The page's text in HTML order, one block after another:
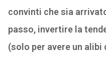
convinti che sia
passo, invertire la
(solo per avere un